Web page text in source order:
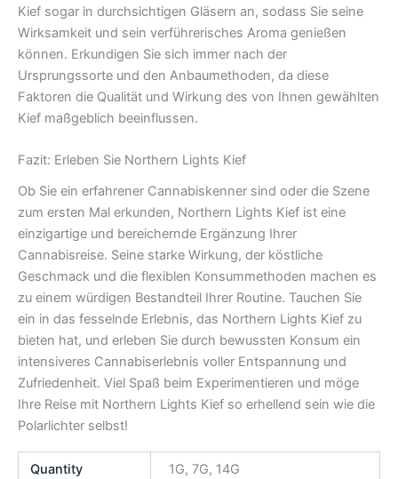
Kief sogar in durchsichtigen Gläsern an, sodass Sie seine
Wirksamkeit und sein verführerisches Aroma genießen
können. Erkundigen Sie sich immer nach der
Ursprungssorte und den Anbaumethoden, da diese
Faktoren die Qualität und Wirkung des von Ihnen gewählten
Kief maßgeblich beeinflussen.
Fazit: Erleben Sie Northern Lights Kief
Ob Sie ein erfahrener Cannabiskenner sind oder die Szene
zum ersten Mal erkunden, Northern Lights Kief ist eine
einzigartige und bereichernde Ergänzung Ihrer
Cannabisreise. Seine starke Wirkung, der köstliche
Geschmack und die flexiblen Konsummethoden machen es
zu einem würdigen Bestandteil Ihrer Routine. Tauchen Sie
ein in das fesselnde Erlebnis, das Northern Lights Kief zu
bieten hat, und erleben Sie durch bewussten Konsum ein
intensiveres Cannabiserlebnis voller Entspannung und
Zufriedenheit. Viel Spaß beim Experimentieren und möge
Ihre Reise mit Northern Lights Kief so erhellend sein wie die
Polarlichter selbst!
Quantity 1G, 7G, 14G